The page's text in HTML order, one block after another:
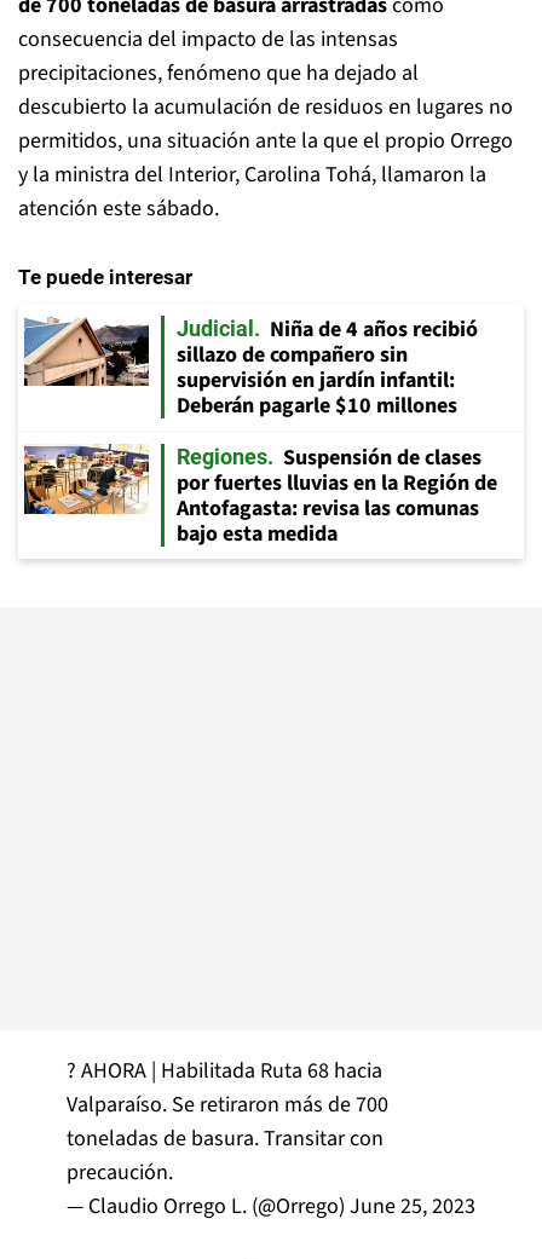
consecuencia del impacto de las intensas
precipitaciones, fenómeno que ha dejado al
descubierto la acumulación de residuos en lugares no
permitidos, una situación ante la que el propio Orrego
y la ministra del Interior, Carolina Tohá, llamaron la
atención este sábado.
Te puede interesar
Judicial
Niña de 4 años recibió
sillazo de compañero sin
supervisión en jardín infantil:
Deberán pagarle $10 millones
Regiones
Suspensión de clases
por fuertes lluvias en la Región de
Antofagasta: revisa las comunas
bajo esta medida
? AHORA | Habilitada Ruta 68 hacia
Valparaíso. Se retiraron más de 700
toneladas de basura. Transitar con
precaución.
— Claudio Orrego L. (@Orrego) June 25, 2023